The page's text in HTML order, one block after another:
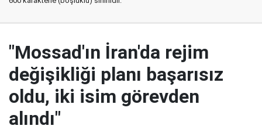
"Mossad'ın İran'da rejim
değişikliği planı başarısız
oldu, iki isim görevden
alındı"